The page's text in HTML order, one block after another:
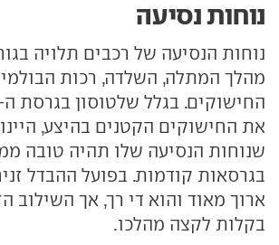
נוחות נסיעה
נוחות הנסיעה של רכבים תלויה
מהלך המתלה, השלדה, רכות
את החישוקים הקטנים בהיצע,
שנוחות הנסיעה שלו תהיה טובה
בגרסאות קודמות. בפועל ההבדל
ארוך מאוד והוא די רך, אך השילוב
בקלות לקצה מהלכו.